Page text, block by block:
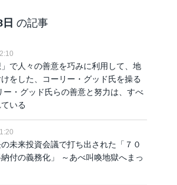
の記事
」で人々の善意を巧みに利用して、地
をした、コーリー・グッド氏を操る
ー・グッド氏らの善意と努力は、すべ
いる
未来投資会議で打ち出された「７０
付の義務化」 ～あべ叫喚地獄へまっ